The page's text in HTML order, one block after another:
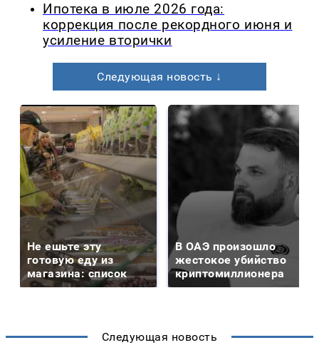
Ипотека в июле 2026 года:
коррекция после рекордного июня и
усиление вторички
Следующая новость ↓
Не ешьте эту
готовую еду из
магазина: список
В ОАЭ произошло
жестокое убийство
криптомиллионера
Следующая новость